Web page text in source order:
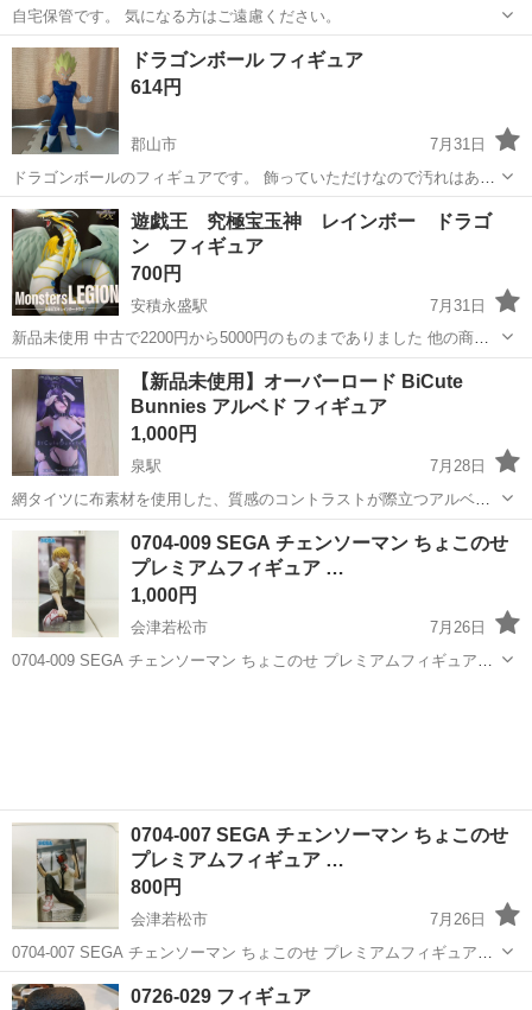
自宅保管です。 気になる方はご遠慮ください。
福島 郡山市 郡山駅
ドラゴンボール フィギュア
614円
郡山市
7月31日
ドラゴンボールのフィギュアです。 飾っていただけなので汚れはあり
ません。
福島 郡山市 フィギュア
遊戯王 究極宝玉神 レインボー ドラゴ
ン フィギュア
700円
安積永盛駅
7月31日
新品未使用 中古で2200円から5000円のものまでありました 他の商品
とまとめ買いで値引きいたします
福島 郡山市 安積永盛駅 フィギュア
【新品未使用】オーバーロード BiCute
Bunnies アルベド フィギュア
1,000円
泉駅
7月28日
網タイツに布素材を使用した、質感のコントラストが際立つアルベド
のバニーガールフィギュアです。 ■タイトル:アルベド オーバーロード
BiCute Bunnies Figure-アルベド・another costume-...
福島 いわき市
0704-009 SEGA チェンソーマン ちょこのせ
プレミアムフィギュア …
1,000円
会津若松市
7月26日
0704-009 SEGA チェンソーマン ちょこのせ プレミアムフィギュア
0704-007 SEGA チェンソーマン ちょこのせ
プレミアムフィギュア …
800円
会津若松市
7月26日
0704-007 SEGA チェンソーマン ちょこのせ プレミアムフィギュア
“チェンソーマン” 【状態】 ・使用頻度の少ない美品です ・詳細は現地
でご確認ください ・お値引きは出来かねますのでご了承願います...
福島 会津若松市 フィギュア
0726-029 フィギュア